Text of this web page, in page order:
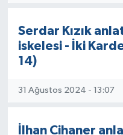
Serdar Kızık
iskelesi - İki
14)
31 Ağustos 2024 - 13:07
İlhan Cihaner